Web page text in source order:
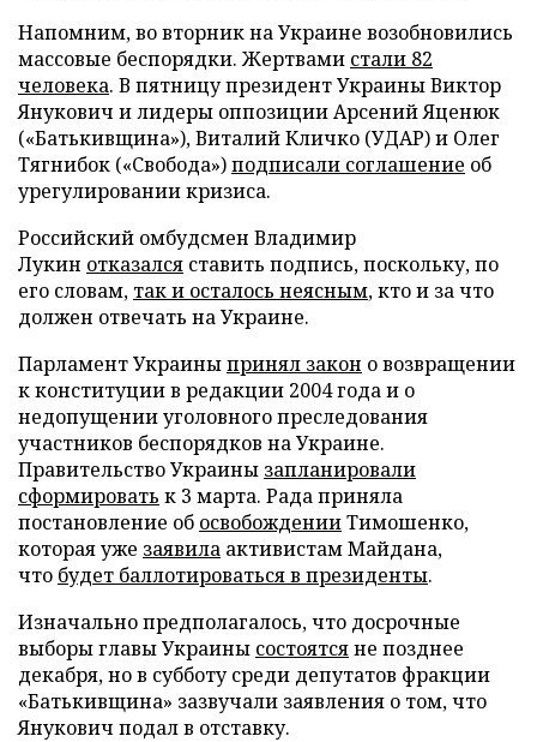
Напомним, во вторник на Украине возобновились
массовые беспорядки. Жертвами стали 82
человека. В пятницу президент Украины Виктор
Янукович и лидеры оппозиции Арсений Яценюк
(«Батькивщина»), Виталий Кличко (УДАР) и Олег
Тягнибок («Свобода»)подписали соглашение об
урегулировании кризиса.
Российский омбудсмен Владимир
Лукин отказался ставить подпись, поскольку, по
его словам, так и осталось неясным, кто и за что
должен отвечать на Украине.
Парламент Украиныпринял закон о возвращении
к конституции в редакции 2004 года и о
недопущении уголовного преследования
участников беспорядков на Украине.
Правительство Украины запланировали
сформировать к 3 марта. Рада приняла
постановление об освобожденииТимошенко,
которая уже заявила активистам Майдана,
что будет баллотироваться в президенты.
Изначально предполагалось, что досрочные
выборы главы Украины состоятсяне позднее
декабря, но в субботу среди депутатов фракции
«Батькивщина» зазвучали заявления о том, что
Янукович подал в отставку.